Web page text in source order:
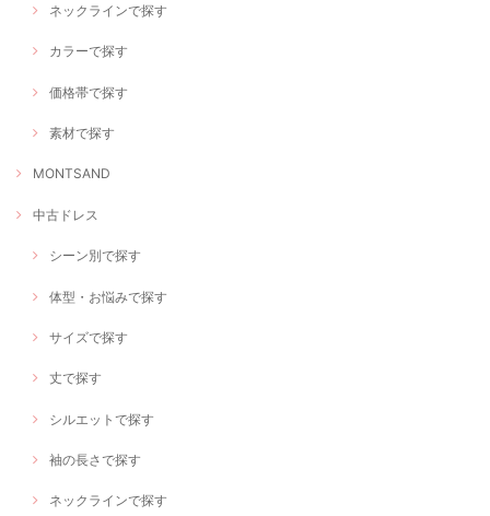
ネックラインで探す
カラーで探す
価格帯で探す
素材で探す
MONTSAND
中古ドレス
シーン別で探す
体型・お悩みで探す
サイズで探す
丈で探す
シルエットで探す
袖の長さで探す
ネックラインで探す